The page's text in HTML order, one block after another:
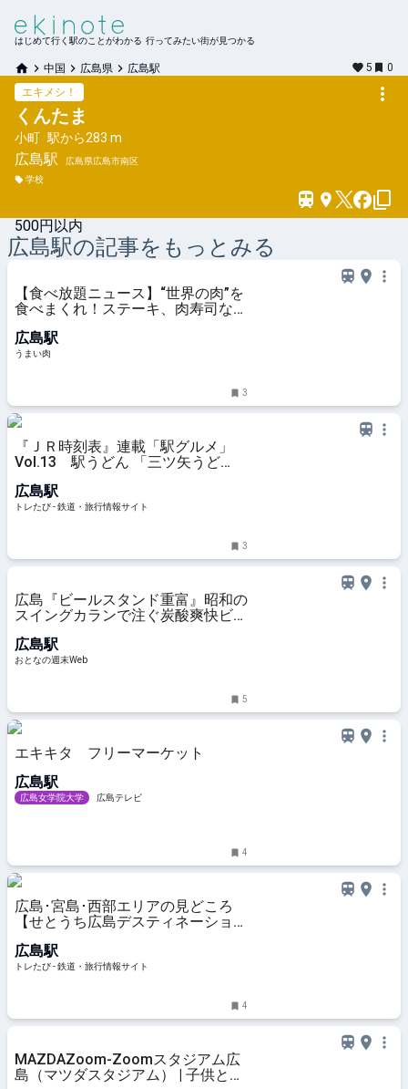
はじめて行く駅のことがわかる 行ってみたい街が見つかる
中国 広島県 広島駅 5
0
エキメシ！
くんたま
小町 駅から283 m
広島駅
広島県広島市南区
学校
500円以内
広島駅の記事をもっとみる
【食べ放題ニュース】“世界の肉”を
食べまくれ！ステーキ、肉寿司など
ェ」開催中 - うまい肉
広島駅
うまい肉
3
『ＪＲ時刻表』連載「駅グルメ」
Vol.13 駅うどん 「三ツ矢うど
イト
広島駅
トレたび - 鉄道・旅行情報サイト
3
広島『ビールスタンド重富』昭和の
スイングカランで注ぐ炭酸爽快ビー
広島駅
おとなの週末Web
5
エキキタ フリーマーケット
広島駅
広島女学院大学 広島テレビ
4
広島･宮島･西部エリアの見どころ
【せとうち広島デスティネーション
旅行情報サイト
広島駅
トレたび - 鉄道・旅行情報サイト
4
MAZDAZoom-Zoomスタジアム広
島（マツダスタジアム） | 子供とお